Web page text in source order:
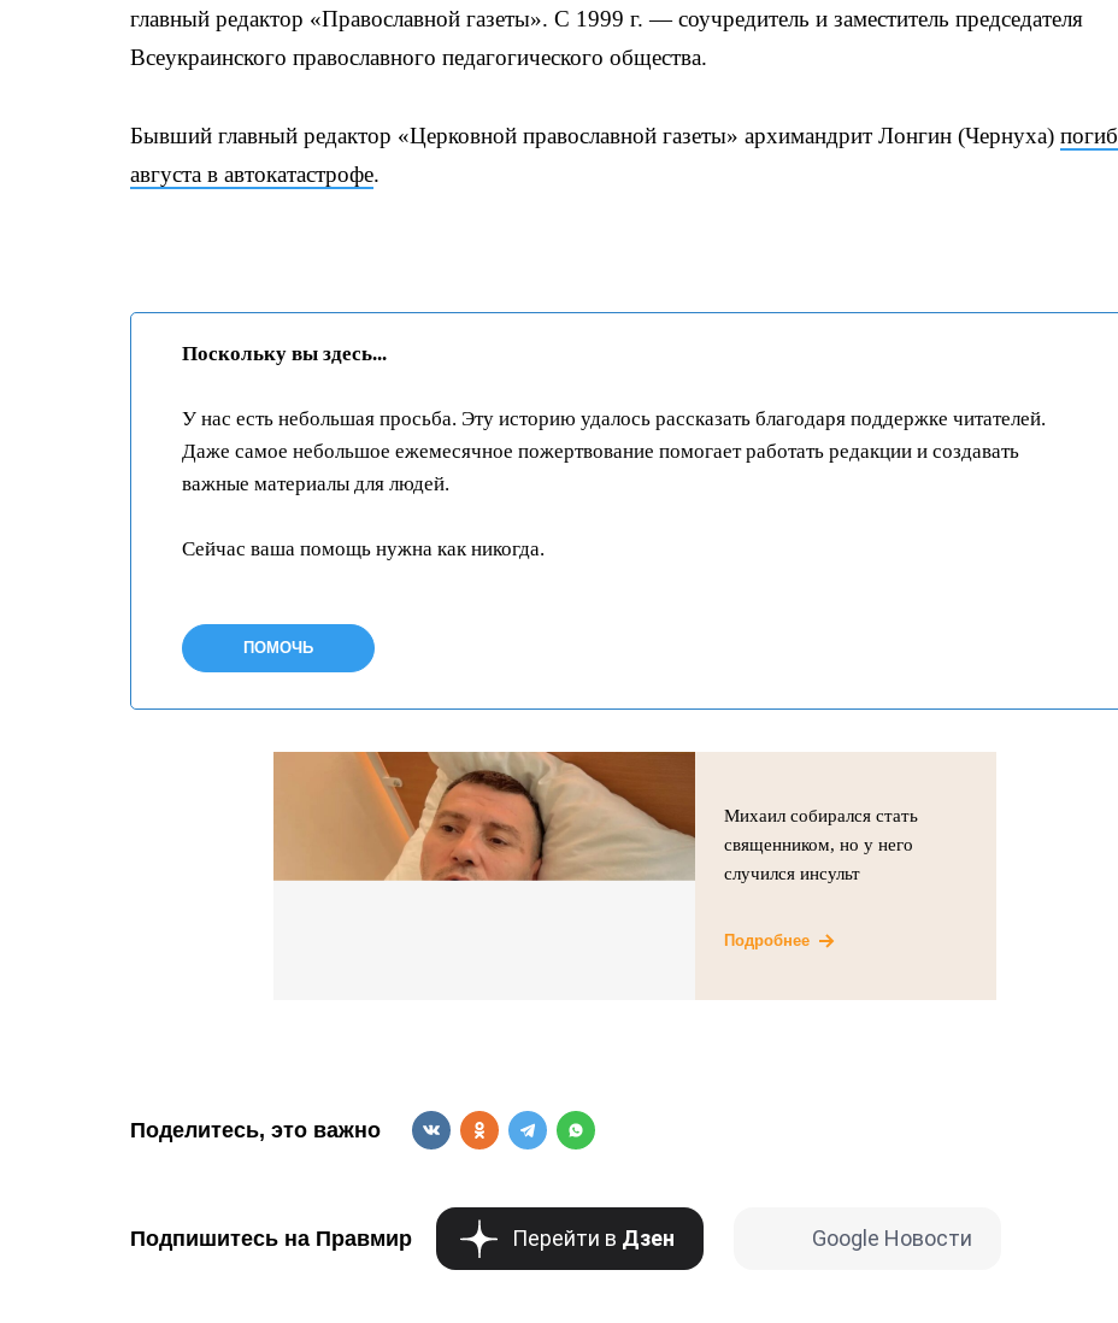
главный редактор «Православной газеты». С 1999 г. — соучредитель и заместитель председателя
Всеукраинского православного педагогического общества.
Бывший главный редактор «Церковной православной газеты» архимандрит Лонгин (Чернуха) погиб
августа в автокатастрофе.
Поскольку вы здесь...
У нас есть небольшая просьба. Эту историю удалось рассказать благодаря поддержке читателей.
Даже самое небольшое ежемесячное пожертвование помогает работать редакции и создавать
важные материалы для людей.
Сейчас ваша помощь нужна как никогда.
ПОМОЧЬ
Михаил собирался стать
священником, но у него
случился инсульт
Подробнее
Поделитесь, это важно
Подпишитесь на Правмир Перейти в Дзен Google Новости